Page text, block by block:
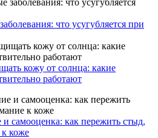
что усугубляется при
кожу от солнца: какие
работают
самооценка: как пережить стыд,
коже